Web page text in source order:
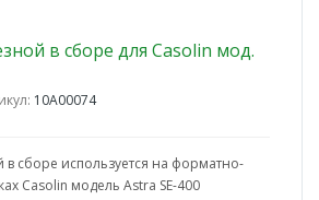
в сборе для Casolin мод.
10А00074
в сборе используется на форматно-
Casolin модель Astra SE-400